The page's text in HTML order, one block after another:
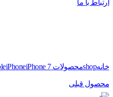
ارتباط با ما
خانهshopمحصولات Apple iPhoneiPhone 7
محصول قبلی